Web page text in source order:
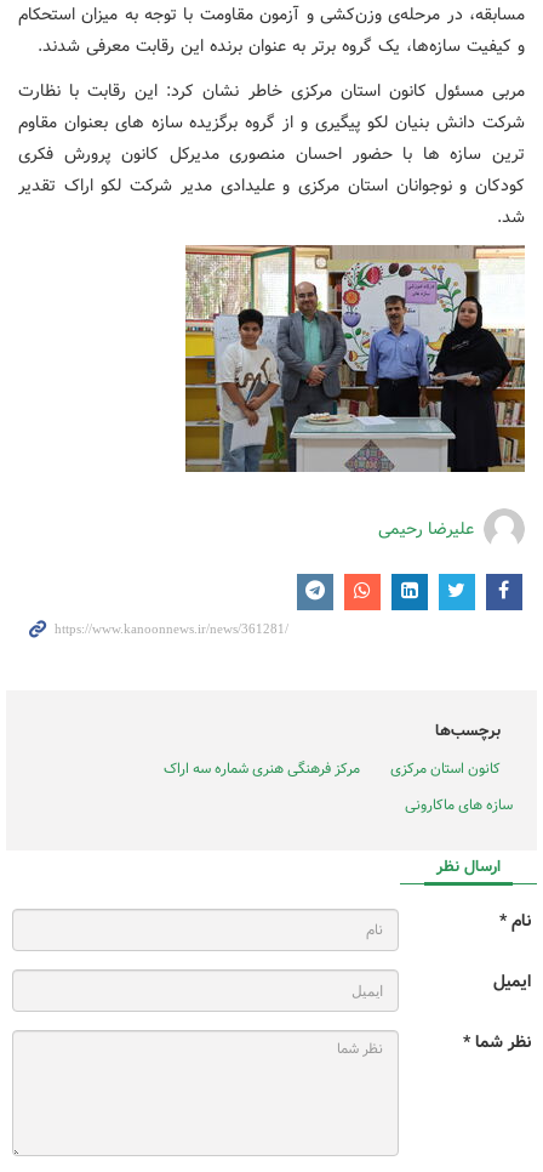
مسابقه، در مرحله‌ی وزن‌کشی و آزمون مقاومت با توجه به میزان استحکام
و کیفیت سازه‌ها، یک گروه برتر به عنوان برنده این رقابت معرفی شدند.
مربی مسئول کانون استان مرکزی خاطر نشان کرد: این رقابت با نظارت
شرکت دانش بنیان لکو پیگیری و از گروه برگزیده سازه های بعنوان مقاوم
ترین سازه ها با حضور احسان منصوری مدیرکل کانون پرورش فکری
کودکان و نوجوانان استان مرکزی و علیدادی مدیر شرکت لکو اراک تقدیر
شد.
علیرضا رحیمی
برچسب‌ها
کانون استان مرکزی
مرکز فرهنگی هنری شماره سه اراک
سازه های ماکارونی
ارسال نظر
نام *
ایمیل
نظر شما *